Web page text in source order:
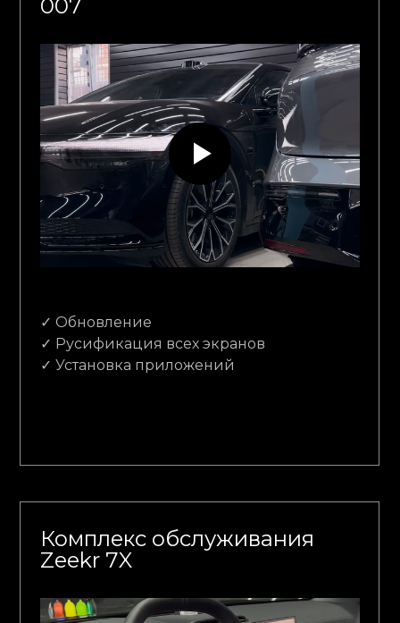
007
✓ Обновление
✓ Русификация всех экранов
✓ Установка приложений
Комплекс обслуживания
Zeekr 7X